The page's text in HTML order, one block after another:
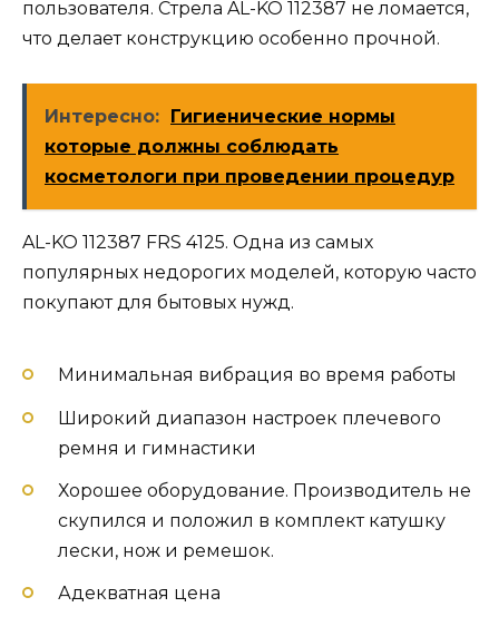
пользователя. Стрела AL-KO 112387 не ломается,
что делает конструкцию особенно прочной.
Интересно: Гигиенические нормы
которые должны соблюдать
косметологи при проведении процедур
AL-KO 112387 FRS 4125. Одна из самых
популярных недорогих моделей, которую часто
покупают для бытовых нужд.
Минимальная вибрация во время работы
Широкий диапазон настроек плечевого
ремня и гимнастики
Хорошее оборудование. Производитель не
скупился и положил в комплект катушку
лески, нож и ремешок.
Адекватная цена